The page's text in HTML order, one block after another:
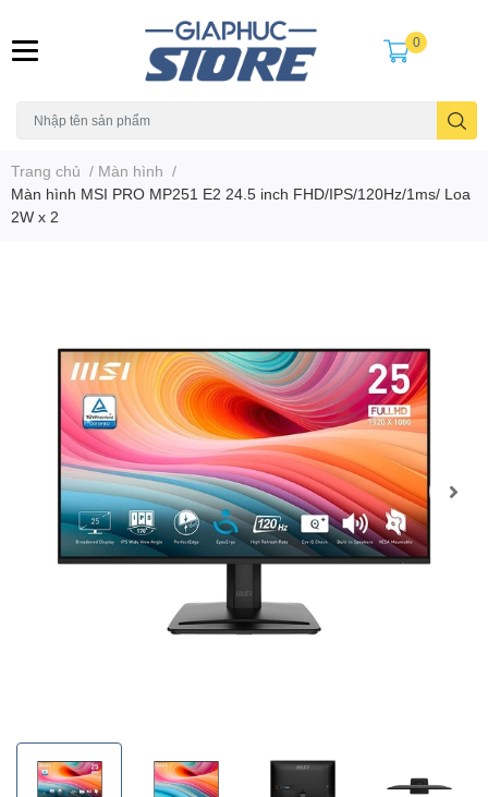
0
Trang chủ / Màn hình /
Màn hình MSI PRO MP251 E2 24.5 inch FHD/IPS/120Hz/1ms/ Loa
2W x 2